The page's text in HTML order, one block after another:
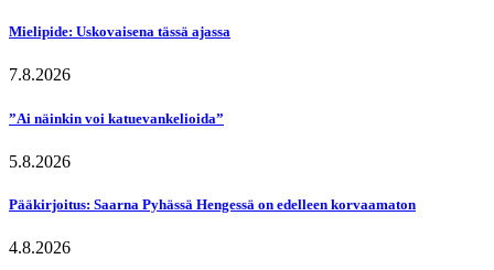
Mielipide: Uskovaisena tässä ajassa
7.8.2026
”Ai näinkin voi katuevankelioida”
5.8.2026
Pääkirjoitus: Saarna Pyhässä Hengessä on edelleen korvaamaton
4.8.2026